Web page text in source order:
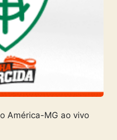
América-MG ao vivo